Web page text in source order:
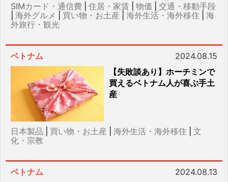
SIMカード・通信費 住居・家賃 物価
交通・移動手段
海外グルメ 買い物・お土産 海外生活・海外移住
海
外旅行・観光
ベトナム
2024.08.15
【失敗談あり】ホーチミンで
買えるベトナム人が喜ぶ手土
産
日本製品 買い物・お土産 海外生活・海外移住
文
化・宗教
ベトナム
2024.08.13